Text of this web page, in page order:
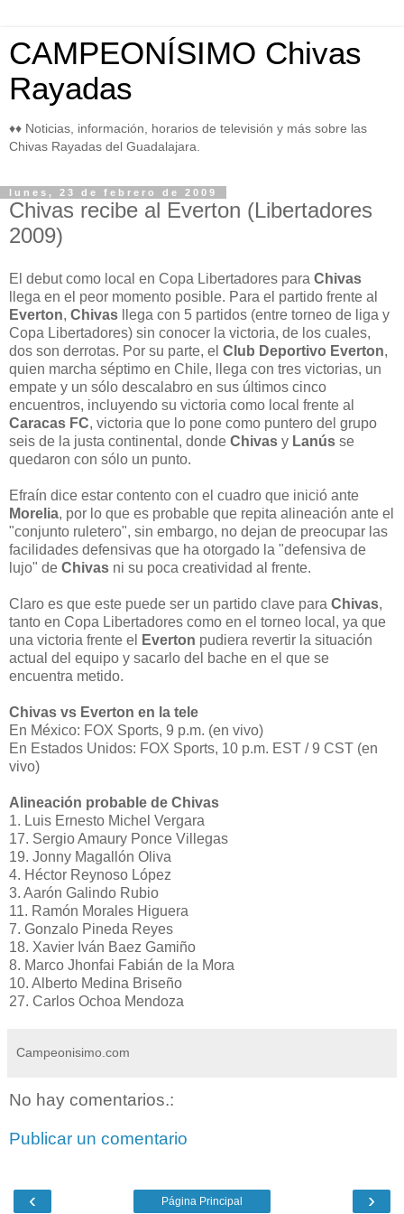
CAMPEONÍSIMO Chivas
Rayadas
♦♦ Noticias, información, horarios de televisión y más sobre las
Chivas Rayadas del Guadalajara.
lunes, 23 de febrero de 2009
Chivas recibe al Everton (Libertadores
2009)
El debut como local en Copa Libertadores para Chivas
llega en el peor momento posible. Para el partido frente al
Everton, Chivas llega con 5 partidos (entre torneo de liga y
Copa Libertadores) sin conocer la victoria, de los cuales,
dos son derrotas. Por su parte, el Club Deportivo Everton,
quien marcha séptimo en Chile, llega con tres victorias, un
empate y un sólo descalabro en sus últimos cinco
encuentros, incluyendo su victoria como local frente al
Caracas FC, victoria que lo pone como puntero del grupo
seis de la justa continental, donde Chivas y Lanús se
quedaron con sólo un punto.
Efraín dice estar contento con el cuadro que inició ante
Morelia, por lo que es probable que repita alineación ante el
"conjunto ruletero", sin embargo, no dejan de preocupar las
facilidades defensivas que ha otorgado la "defensiva de
lujo" de Chivas ni su poca creatividad al frente.
Claro es que este puede ser un partido clave para Chivas,
tanto en Copa Libertadores como en el torneo local, ya que
una victoria frente el
Everton pudiera revertir la situación
actual del equipo y sacarlo del bache en el que se
encuentra metido.
Chivas vs Everton en la tele
En México: FOX Sports, 9 p.m. (en vivo)
En Estados Unidos: FOX Sports, 10 p.m. EST / 9 CST (en
vivo)
Alineación probable de Chivas
1. Luis Ernesto Michel Vergara
17. Sergio Amaury Ponce Villegas
19. Jonny Magallón Oliva
4. Héctor Reynoso López
3. Aarón Galindo Rubio
11. Ramón Morales Higuera
7. Gonzalo Pineda Reyes
18. Xavier Iván Baez Gamiño
8. Marco Jhonfai Fabián de la Mora
10. Alberto Medina Briseño
27. Carlos Ochoa Mendoza
Campeonisimo.com
No hay comentarios.:
Publicar un comentario
‹ ›
Página Principal